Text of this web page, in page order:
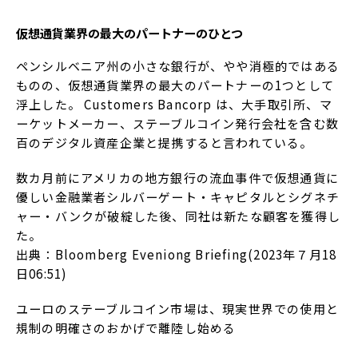
仮想通貨業界の最大のパートナーのひとつ
ペンシルベニア州の小さな銀行が、やや消極的ではある
ものの、仮想通貨業界の最大のパートナーの1つとして
浮上した。 Customers Bancorp は、大手取引所、マ
ーケットメーカー、ステーブルコイン発行会社を含む数
百のデジタル資産企業と提携すると言われている。
数カ月前にアメリカの地方銀行の流血事件で仮想通貨に
優しい金融業者シルバーゲート・キャピタルとシグネチ
ャー・バンクが破綻した後、同社は新たな顧客を獲得し
た。
出典：Bloomberg Eveniong Briefing(2023年７月18
日06:51)
ユーロのステーブルコイン市場は、現実世界での使用と
規制の明確さのおかげで離陸し始める